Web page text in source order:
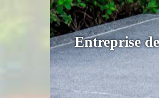
Entreprise